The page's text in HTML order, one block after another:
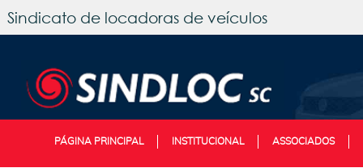
PÁGINA PRINCIPAL INSTITUCIONAL ASSOCIADOS
Sindicato de locadoras de veículos